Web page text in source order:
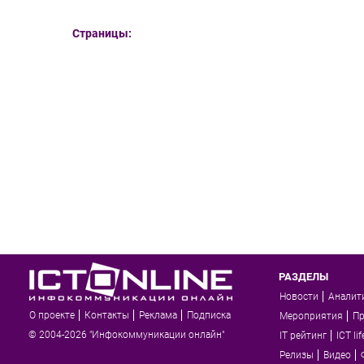
Страницы:
О проекте Контакты Реклама
Подписка
© 2004-2026 "Инфокоммуникации онлайн"
РАЗДЕЛЫ
Новости
Мероприятия
IT рейтинг
ICT
Релизы
Видео